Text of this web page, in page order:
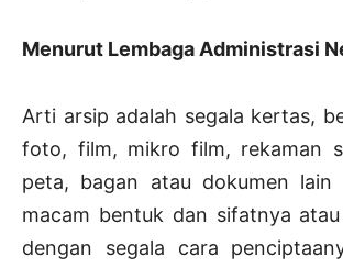
Menurut Lembaga Administrasi
Arti arsip adalah segala kertas,
foto, film, mikro film, rekaman
peta, bagan atau dokumen lain
macam bentuk dan sifatnya
dengan segala cara